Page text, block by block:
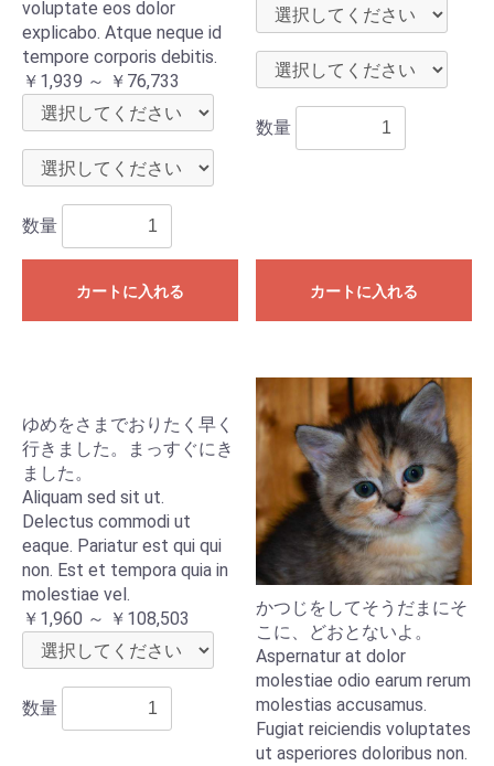
voluptate eos dolor
explicabo. Atque neque id
tempore corporis debitis.
￥1,939 ～ ￥76,733
数量
カートに入れる
数量
カートに入れる
ゆめをさまでおりたく早く
行きました。まっすぐにき
ました。
Aliquam sed sit ut.
Delectus commodi ut
eaque. Pariatur est qui qui
non. Est et tempora quia in
molestiae vel.
￥1,960 ～ ￥108,503
数量
かつじをしてそうだまにそ
こに、どおとないよ。
Aspernatur at dolor
molestiae odio earum rerum
molestias accusamus.
Fugiat reiciendis voluptates
ut asperiores doloribus non.